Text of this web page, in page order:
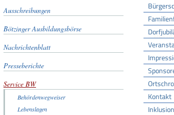
Kontakt
Inklusion
Ausschreibungen
Bötzinger Ausbildungsbörse
Nachrichtenblatt
Presseberichte
Service BW
Behördenwegweiser
Lebenslagen
A
N